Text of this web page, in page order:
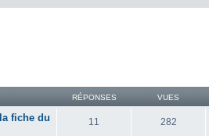
RÉPONSES VUES
fiche du
11 282